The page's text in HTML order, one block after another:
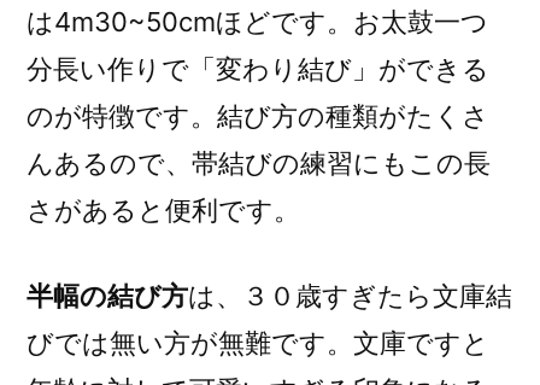
は4m30~50cmほどです。お太鼓一つ
分長い作りで「変わり結び」ができる
のが特徴です。結び方の種類がたくさ
んあるので、帯結びの練習にもこの長
さがあると便利です。
半幅の結び方は、３０歳すぎたら文庫結
びでは無い方が無難です。文庫ですと